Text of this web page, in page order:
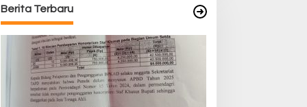
Berita Terbaru